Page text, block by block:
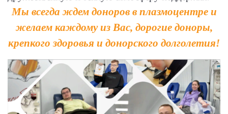
Мы всегда ждем доноров в плазмоцентре и
желаем каждому из Вас, дорогие доноры,
крепкого здоровья и донорского долголетия!